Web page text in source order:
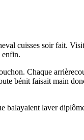
cuisses soir fait.
enfin.
Chaque
bénit faisait main
balayaient laver